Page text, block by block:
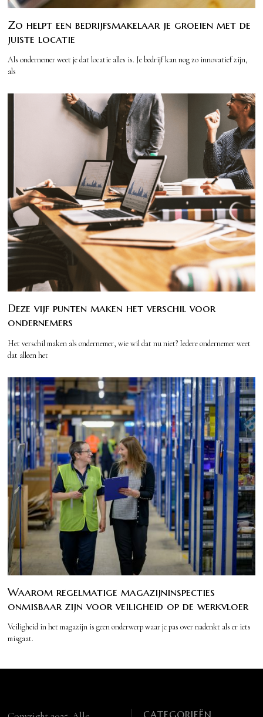
Zo helpt een bedrijfsmakelaar je groeien met de
juiste locatie
Als ondernemer weet je dat locatie alles is. Je bedrijf kan nog zo innovatief zijn,
als
Deze vijf punten maken het verschil voor
ondernemers
Het verschil maken als ondernemer, wie wil dat nu niet? Iedere ondernemer weet
dat alleen het
Waarom regelmatige magazijninspecties
onmisbaar zijn voor veiligheid op de werkvloer
Veiligheid in het magazijn is geen onderwerp waar je pas over nadenkt als er iets
misgaat.